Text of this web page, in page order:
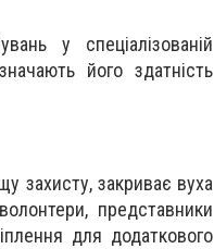
у спеціалізованій
його здатність
захисту, закриває вуха
представники
для додаткового